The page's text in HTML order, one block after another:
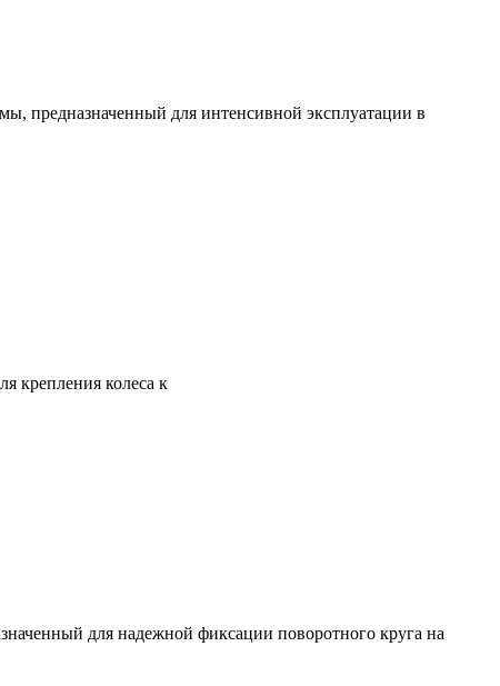
предназначенный для интенсивной эксплуатации в
крепления колеса к
для надежной фиксации поворотного круга на